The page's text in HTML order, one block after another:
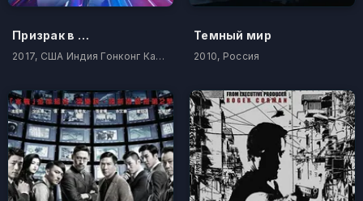
Призрак в доспехах
2017, США Индия Гонконг Канада Китай
Темный мир
2010, Россия